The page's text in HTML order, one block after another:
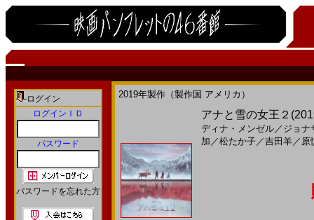
ログイン
ログインＩＤ
パスワード
パスワードを忘れた方
2019年製作（製作国 アメリカ）
アナと雪の女王２
ディナ・メンゼル／ ジョナ
加 ／松たか子／吉田羊／ 原